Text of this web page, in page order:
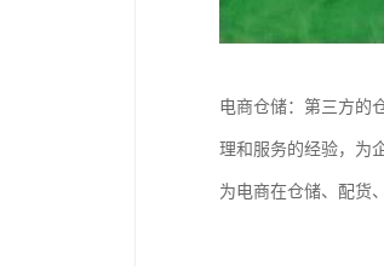
电商仓储：第三方的
理和服务的经验，为
为电商在仓储、配货